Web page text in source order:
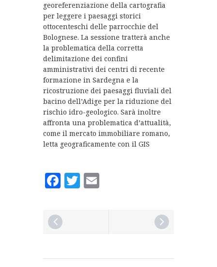
georeferenziazione della cartografia
per leggere i paesaggi storici
ottocenteschi delle parrocchie del
Bolognese. La sessione tratterà anche
la problematica della corretta
delimitazione dei confini
amministrativi dei centri di recente
formazione in Sardegna e la
ricostruzione dei paesaggi fluviali del
bacino dell’Adige per la riduzione del
rischio idro-geologico. Sarà inoltre
affronta una problematica d’attualità,
come il mercato immobiliare romano,
letta geograficamente con il GIS
Facebook
Twitter